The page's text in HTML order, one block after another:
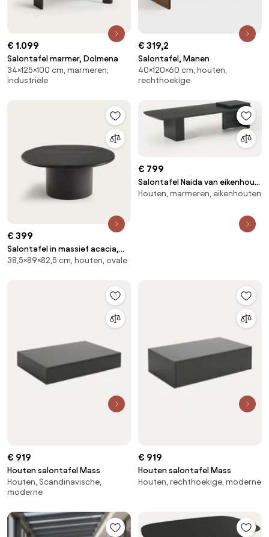
€ 1.099
Salontafel marmer, Dolmena
34×125×100 cm, marmeren,
industriële
€ 319,2
Salontafel, Manen
40×120×60 cm, houten,
rechthoekige
€ 399
Salontafel in massief acacia,
hoogte 38,5 cm, Oreus
38,5×89×82,5 cm, houten, ovale
€ 799
Salontafel Naida van eikenhout
en marmer
Houten, marmeren, eikenhouten
€ 919
Houten salontafel Mass
Houten, Scandinavische,
moderne
€ 919
Houten salontafel Mass
Houten, rechthoekige, moderne